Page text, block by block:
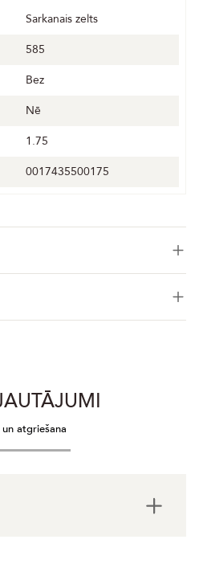
Sarkanais zelts
585
Bez
Nē
1.75
0017435500175
atgriešana